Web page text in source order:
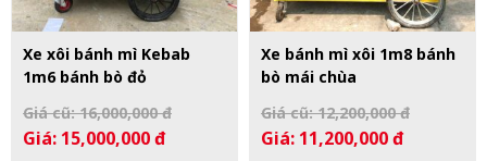
Xe xôi bánh mì Kebab
1m6 bánh bò đỏ
Giá cũ: 16,000,000 đ
Giá: 15,000,000 đ
Xe bánh mì xôi 1m8 bánh
bò mái chùa
Giá cũ: 12,200,000 đ
Giá: 11,200,000 đ